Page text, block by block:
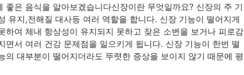
좋은 음식을 알아보겠습니다신장이란 무엇일까요? 신장의 주 기
유지,전해질 대사등 여러 역할을 합니다. 신장 기능이 떨어지게
하여 체내 항상성이 유지되지 못하고 잦은 소변을 보거나 피로감
면서 여러 건강 문제점을 일으키게 됩니다. 신장 기능이 한번 떨
의 대부분이 떨어지더라도 뚜렷한 증상을 보이지 않기 때문에 평